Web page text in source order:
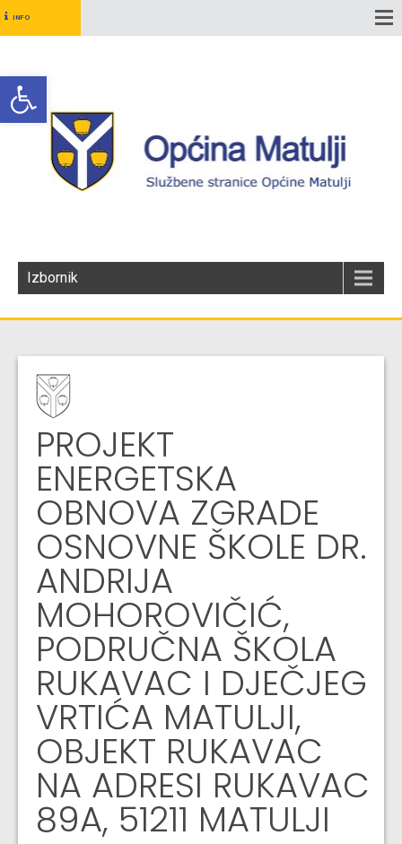
Open toolbar
INFO
Izbornik
PROJEKT
ENERGETSKA
OBNOVA ZGRADE
OSNOVNE ŠKOLE DR.
ANDRIJA
MOHOROVIČIĆ,
PODRUČNA ŠKOLA
RUKAVAC I DJEČJEG
VRTIĆA MATULJI,
OBJEKT RUKAVAC
NA ADRESI RUKAVAC
89A, 51211 MATULJI